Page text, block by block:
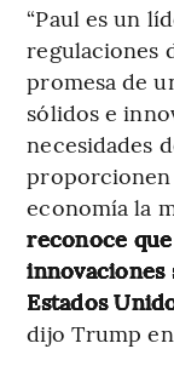
“Paul es un
regulaciones
promesa de
sólidos e
necesidades
proporcionen
economía la
reconoce
innovaciones
Estados
dijo Trump